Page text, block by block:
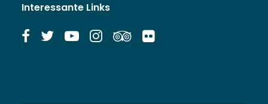
Interessante Links